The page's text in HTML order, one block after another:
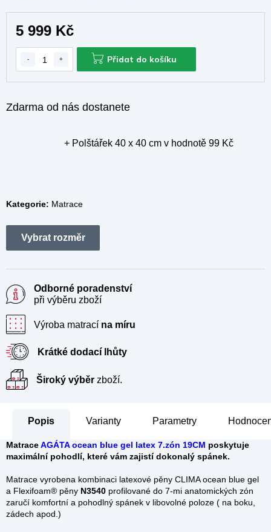
Zdarma od nás dostanete
+ Polštářek 40 x 40 cm v hodnotě 99 Kč
Kategorie: Matrace
5 999 Kč
Přidat do košíku
Odborné poradenství
při výběru zboží
Výroba matrací na míru
Krátké dodací lhůty
Široký výběr zboží.
Popis Parametry
MatraceAGÁTA ocean blue gel latex 7.zón 19CM poskytuje
maximální pohodlí, které vám zajistí dokonalý spánek.
Matrace vyrobena kombinaci latexové pěny CLIMA ocean blue gel
a Flexifoam® pěny N3540 profilované do 7-mi anatomických zón
zaručí komfortní a pohodlný spánek v libovolné poloze ( na boku,
zádech apod.)